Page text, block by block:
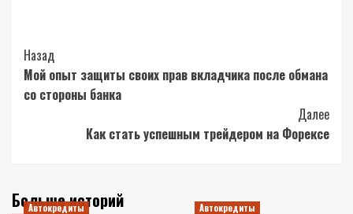
Post
Navigation
Назад
Мой опыт защиты своих прав вкладчика после обмана
со стороны банка
Далее
Как стать успешным трейдером на Форексе
Больше историй
Автокредиты Автокредиты